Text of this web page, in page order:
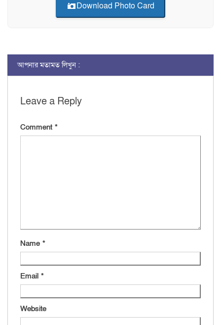
Download Photo Card
আপনার মতামত লিখুন :
Leave a Reply
Comment *
Name *
Email *
Website